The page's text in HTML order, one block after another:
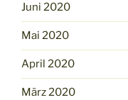
Juni 2020
Mai 2020
April 2020
März 2020